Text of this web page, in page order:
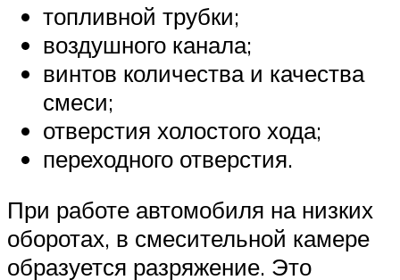
топливной трубки;
воздушного канала;
винтов количества и качества
смеси;
отверстия холостого хода;
переходного отверстия.
При работе автомобиля на низких
оборотах, в смесительной камере
образуется разряжение. Это